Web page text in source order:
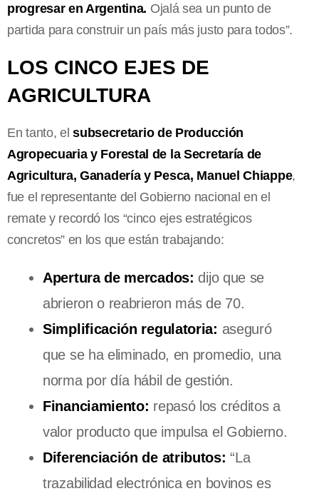
progresar en Argentina. Ojalá sea un punto de
partida para construir un país más justo para todos”.
LOS CINCO EJES DE
AGRICULTURA
En tanto, elsubsecretario de Producción
Agropecuaria y Forestal de la Secretaría de
Agricultura, Ganadería y Pesca, Manuel Chiappe,
fue el representante del Gobierno nacional en el
remate y recordó los “cinco ejes estratégicos
concretos” en los que están trabajando:
Apertura de mercados: dijo que se
abrieron o reabrieron más de 70.
Simplificación regulatoria: aseguró
que se ha eliminado, en promedio, una
norma por día hábil de gestión.
Financiamiento: repasó los créditos a
valor producto que impulsa el Gobierno.
Diferenciación de atributos: “La
trazabilidad electrónica en bovinos es